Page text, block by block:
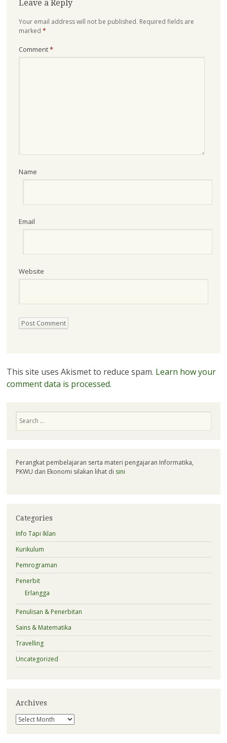
Leave a Reply
Your email address will not be published. Required fields are
marked *
Comment*
Name
Email
Website
This site uses Akismet to reduce spam. Learn how your
comment data is processed.
Perangkat pembelajaran serta materi pengajaran Informatika,
PKWU dan Ekonomi silakan lihat di sini
Categories
Info Tapi Iklan
Kurikulum
Pemrograman
Penerbit
Erlangga
Penulisan & Penerbitan
Sains & Matematika
Travelling
Uncategorized
Archives
Archives